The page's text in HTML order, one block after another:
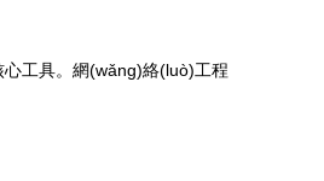
工具。網(wǎng)絡(luò)工程